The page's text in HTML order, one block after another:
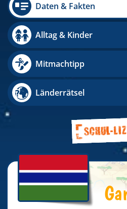
Daten & Fakten
Alltag & Kinder
Mitmachtipp
Länderrätsel